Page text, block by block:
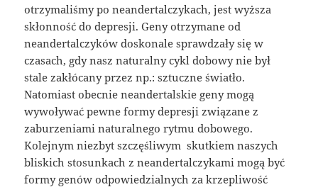
otrzymaliśmy po neandertalczykach, jest wyższa
skłonność do depresji. Geny otrzymane od
neandertalczyków doskonale sprawdzały się w
czasach, gdy nasz naturalny cykl dobowy nie był
stale zakłócany przez np.: sztuczne światło.
Natomiast obecnie neandertalskie geny mogą
wywoływać pewne formy depresji związane z
zaburzeniami naturalnego rytmu dobowego.
Kolejnym niezbyt szczęśliwym skutkiem naszych
bliskich stosunkach z neandertalczykami mogą być
formy genów odpowiedzialnych za krzepliwość